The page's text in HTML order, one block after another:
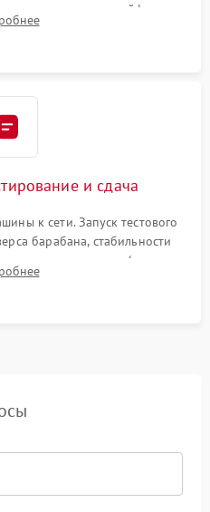
клемм и шлейфов к
корпусных панелей, люка и
и сдача
к сети. Запуск тестового
барабана, стабильности
дренажного насоса (откачка
скрипов, стуков или